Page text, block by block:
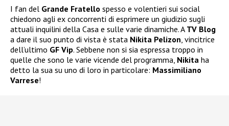
I fan del Grande Fratello spesso e volentieri sui social
chiedono agli ex concorrenti di esprimere un giudizio sugli
attuali inquilini della Casa e sulle varie dinamiche. A TV Blog
a dare il suo punto di vista è stata Nikita Pelizon , vincitrice
dell’ultimo GF Vip. Sebbene non si sia espressa troppo in
quelle che sono le varie vicende del programma, Nikita ha
detto la sua su uno di loro in particolare: Massimiliano
Varrese!